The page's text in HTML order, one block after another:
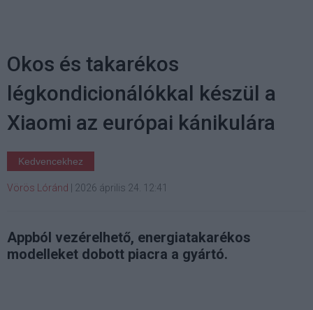
Okos és takarékos
légkondicionálókkal készül a
Xiaomi az európai kánikulára
Kedvencekhez
Vörös Lóránd 2026 április 24. 12:41
Appból vezérelhető, energiatakarékos
modelleket dobott piacra a gyártó.